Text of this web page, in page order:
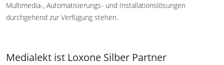
Multimedia-, Automatisierungs- und Installationslösungen
durchgehend zur Verfügung stehen.
Medialekt ist Loxone Silber Partner